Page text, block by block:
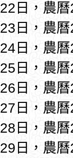
日，農
日，農
日，農
日，農
日，農
日，農
日，農
日，農